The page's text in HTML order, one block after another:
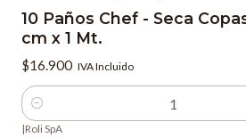
10 Paños Chef - Seca
cm x 1 Mt.
$16.900 IVA Incluido
Cantidad
|Roli SpA